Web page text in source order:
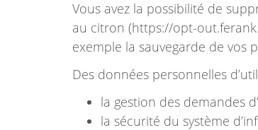
Vous avez la possibilité de
au citron (https://opt-
exemple la sauvegarde de vos
Des données personnelles
la gestion des demandes
la sécurité du système